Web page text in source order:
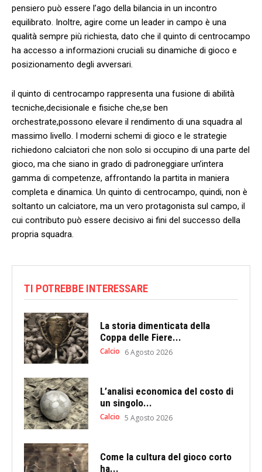
pensiero può essere ⁣l’ago della bilancia in‌ un incontro
⁢equilibrato. Inoltre, agire come​ un⁣ leader​ in campo‌ è una
qualità sempre‌ più richiesta, dato che il⁣ quinto⁤ di centrocampo
ha accesso a​ informazioni ‍cruciali su ‌dinamiche‌ di gioco e
posizionamento degli avversari.
il quinto di centrocampo rappresenta una fusione‌ di ⁣abilità
tecniche,decisionale e fisiche che,se‌ ben ​
orchestrate,possono elevare il rendimento di una squadra al
massimo livello. I moderni schemi ⁣di gioco e le strategie
richiedono‍ calciatori‍ che non solo si occupino di una parte del
gioco, ma ‌che siano in grado di ⁣padroneggiare un’intera
gamma di competenze, affrontando la partita in maniera
completa ⁤e⁣ dinamica. ‍Un⁢ quinto di centrocampo, quindi, non è
soltanto un calciatore, ma un vero protagonista sul campo, il
cui contributo può essere‌ decisivo ⁢ai fini ‌del successo della
propria squadra.
TI POTREBBE INTERESSARE
La storia dimenticata della
Coppa delle Fiere...
Calcio 6 Agosto 2026
L’analisi economica del costo di
un singolo...
Calcio 5 Agosto 2026
Come la cultura del gioco corto
ha...